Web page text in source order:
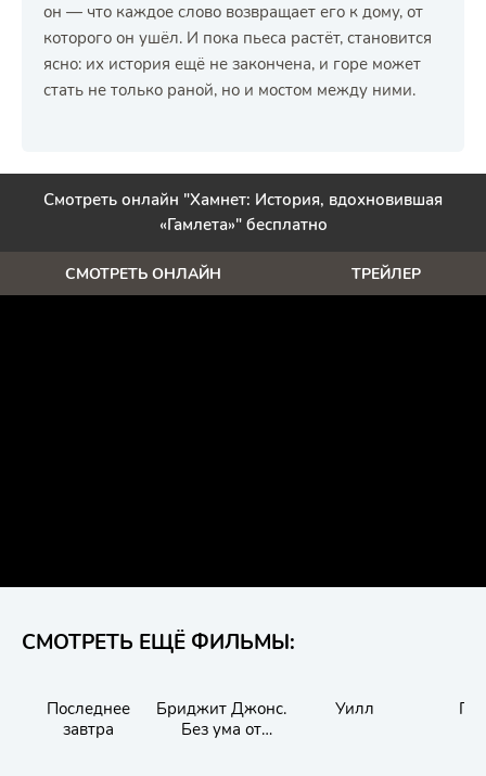
он — что каждое слово возвращает его к дому, от
которого он ушёл. И пока пьеса растёт, становится
ясно: их история ещё не закончена, и горе может
стать не только раной, но и мостом между ними.
Смотреть онлайн "Хамнет: История, вдохновившая
«Гамлета»" бесплатно
СМОТРЕТЬ ОНЛАЙН ТРЕЙЛЕР
СМОТРЕТЬ ЕЩЁ ФИЛЬМЫ:
Последнее
завтра
Бриджит Джонс.
Без ума от
Уилл